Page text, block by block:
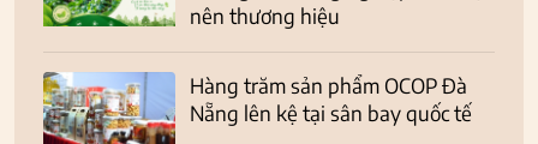
nên thương hiệu
Hàng trăm sản phẩm OCOP Đà
Nẵng lên kệ tại sân bay quốc tế